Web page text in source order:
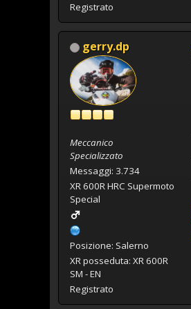
Registrato
gerry.dp
Meccanico
Specializzato
Messaggi: 3.734
XR 600R HRC Supermoto
Special
Posizione: Salerno
XR posseduta: XR 600R
SM - EN
Registrato